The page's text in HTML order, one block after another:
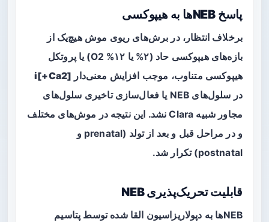
پاسخ NEBها به هیپوکسی
برخلاف انتظار، در برش‌های ریوی موش هیچ‌یک از
بازه‌های هیپوکسی حاد (۲% یا ۱۲% O2) یا پروتکل
هیپوکسی متناوب، موجب افزایش معنی‌دار [Ca2+]i
در سلول‌های NEB یا فعال‌سازی تاخیری سلول‌های
مجاور شبیه Clara نشد. این نتیجه در موش‌های مختلف
و در مراحل قبل و بعد از تولد (prenatal و
postnatal) تکرار شد.
قابلیت تحریک‌پذیری NEB
NEBها به دپولاریزاسیون القا شده توسط پتاسیم